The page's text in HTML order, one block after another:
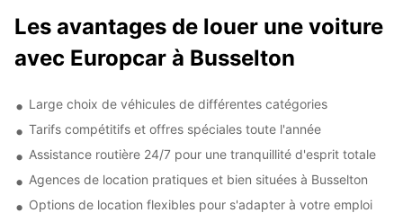
Les avantages de louer une voiture
avec Europcar à Busselton
Large choix de véhicules de différentes catégories
Tarifs compétitifs et offres spéciales toute l'année
Assistance routière 24/7 pour une tranquillité d'esprit totale
Agences de location pratiques et bien situées à Busselton
Options de location flexibles pour s'adapter à votre emploi